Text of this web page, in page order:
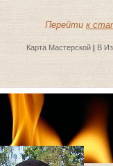
Перейти к
Карта Мастерской | В